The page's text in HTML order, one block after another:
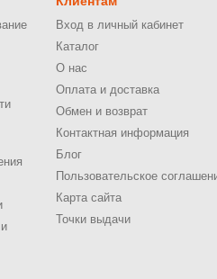
Вход в личный кабинет
Каталог
О нас
Оплата и доставка
Обмен и возврат
Контактная информация
Блог
Пользовательское
Карта сайта
Точки выдачи